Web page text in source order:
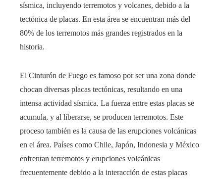
sísmica, incluyendo terremotos y volcanes, debido a la
tectónica de placas. En esta área se encuentran más del
80% de los terremotos más grandes registrados en la
historia.
El Cinturón de Fuego es famoso por ser una zona donde
chocan diversas placas tectónicas, resultando en una
intensa actividad sísmica. La fuerza entre estas placas se
acumula, y al liberarse, se producen terremotos. Este
proceso también es la causa de las erupciones volcánicas
en el área. Países como Chile, Japón, Indonesia y México
enfrentan terremotos y erupciones volcánicas
frecuentemente debido a la interacción de estas placas